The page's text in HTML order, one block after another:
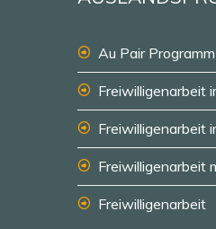
Au Pair Programm
Freiwilligenarbeit
Freiwilligenarbeit
Freiwilligenarbeit
Freiwilligenarbeit